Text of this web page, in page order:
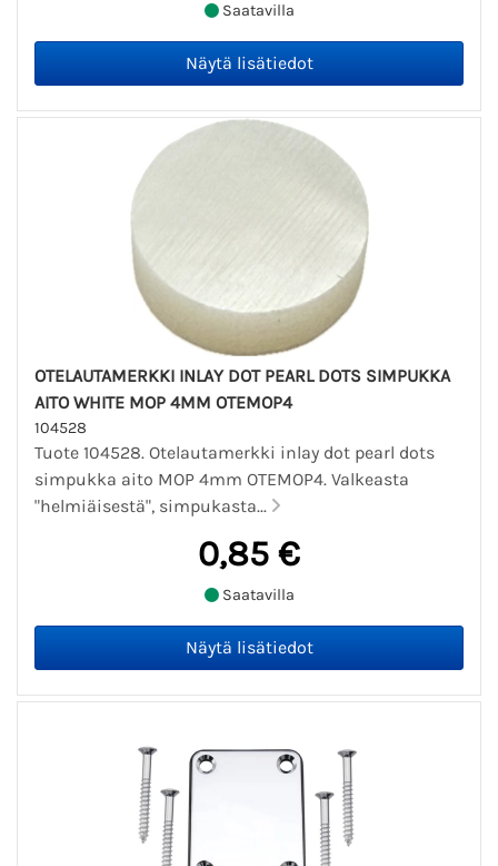
Saatavilla
OTELAUTAMERKKI INLAY DOT PEARL DOTS SIMPUKKA
AITO WHITE MOP 4MM OTEMOP4
104528
Tuote 104528. Otelautamerkki inlay dot pearl dots
simpukka aito MOP 4mm OTEMOP4. Valkeasta
"helmiäisestä", simpukasta...
0,85 €
Saatavilla